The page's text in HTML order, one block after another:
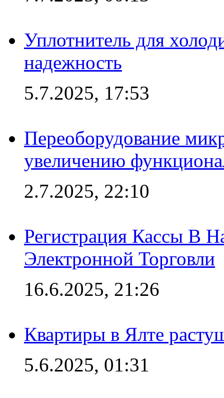
Уплотнитель для
надежность
5.7.2025, 17:53
Переоборудование
увеличению
2.7.2025, 22:10
Регистрация Кассы В
Электронной Торговли
16.6.2025, 21:26
Квартиры в Ялте
5.6.2025, 01:31